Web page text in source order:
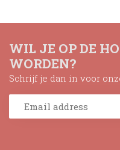
WIL JE OP DE
WORDEN?
Schrijf je dan in voor